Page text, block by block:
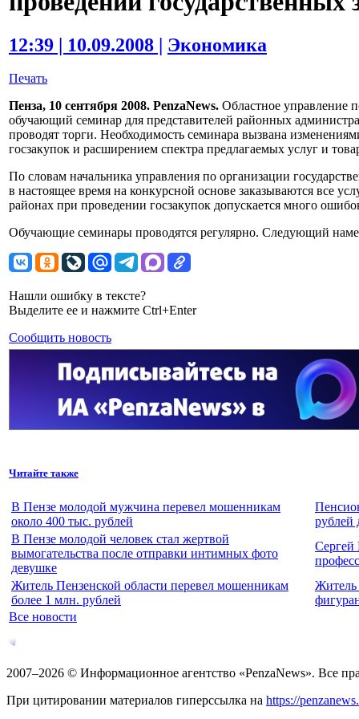
12:39 | 10.09.2008 | Экономика
Печать
Пенза, 10 сентября 2008. PenzaNews. Областное управление
обучающий семинар для представителей районных
проводят торги. Необходимость семинара вызвана
госзакупок и расширением спектра предлагаемых услуг и
По словам начальника управления по организации
в настоящее время на конкурсной основе заказываются все
районах при проведении госзакупок допускается много
Обучающие семинары проводятся регулярно. Следующий
Нашли ошибку в тексте?
Выделите ее и нажмите Ctrl+Enter
Сообщить новость
Читайте также
В Пензе молодой мужчина перевел мошенникам
около 400 тыс. рублей
рублей
В Пензе молодой человек стал жертвой
вымогательства после отправки интимных фото
девушке
Сергей
Житель Пензенской области перевел мошенникам
более 1 млн. рублей
Житель
Все новости
2007–2026 © Информационное агентство «PenzaNews». Все
При цитировании материалов гиперссылка на https://